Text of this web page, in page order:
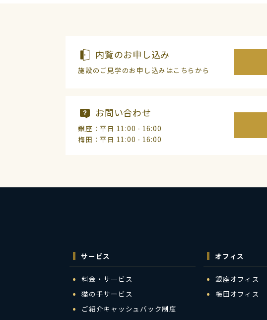
内覧のお申し込み
施設のご見学のお申し込みはこちらから
お問い合わせ
銀座：平日 11:00 - 16:00
梅田：平日 11:00 - 16:00
サービス
料金・サービス
猫の手サービス
ご紹介キャッシュバック制度
オフィス
銀座オフィス
梅田オフィス